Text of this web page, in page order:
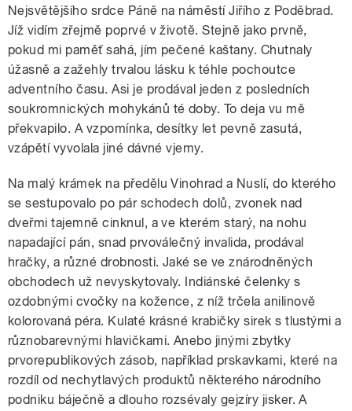
Nejsvětějšího srdce Páně na náměstí Jiřího z Poděbrad.
Jíž vidím zřejmě poprvé v životě. Stejně jako prvně,
pokud mi paměť sahá, jím pečené kaštany. Chutnaly
úžasně a zažehly trvalou lásku k téhle pochoutce
adventního času. Asi je prodával jeden z posledních
soukromnických mohykánů té doby. To deja vu mě
překvapilo. A vzpomínka, desítky let pevně zasutá,
vzápětí vyvolala jiné dávné vjemy.
Na malý krámek na předělu Vinohrad a Nuslí, do kterého
se sestupovalo po pár schodech dolů, zvonek nad
dveřmi tajemně cinknul, a ve kterém starý, na nohu
napadající pán, snad prvoválečný invalida, prodával
hračky, a různé drobnosti. Jaké se ve znárodněných
obchodech už nevyskytovaly. Indiánské čelenky s
ozdobnými cvočky na kožence, z níž trčela anilinově
kolorovaná péra. Kulaté krásné krabičky sirek s tlustými a
různobarevnými hlavičkami. Anebo jinými zbytky
prvorepublikových zásob, například prskavkami, které na
rozdíl od nechytlavých produktů některého národního
podniku báječně a dlouho rozsévaly gejzíry jisker. A